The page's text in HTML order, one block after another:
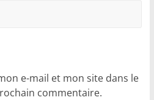
e-mail et mon site dans le
commentaire.